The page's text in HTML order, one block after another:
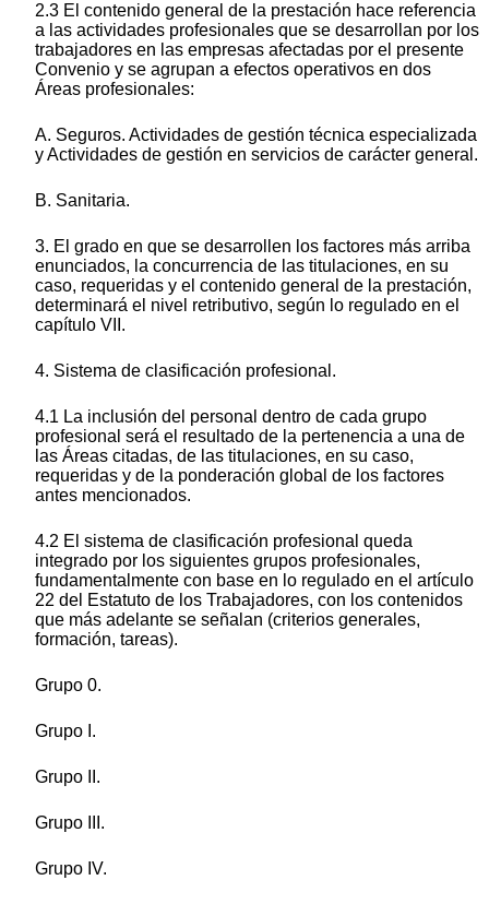
2.3 El contenido general de la prestación hace referencia
a las actividades profesionales que se desarrollan por los
trabajadores en las empresas afectadas por el presente
Convenio y se agrupan a efectos operativos en dos
Áreas profesionales:
A. Seguros. Actividades de gestión técnica especializada
y Actividades de gestión en servicios de carácter general.
B. Sanitaria.
3. El grado en que se desarrollen los factores más arriba
enunciados, la concurrencia de las titulaciones, en su
caso, requeridas y el contenido general de la prestación,
determinará el nivel retributivo, según lo regulado en el
capítulo VII.
4. Sistema de clasificación profesional.
4.1 La inclusión del personal dentro de cada grupo
profesional será el resultado de la pertenencia a una de
las Áreas citadas, de las titulaciones, en su caso,
requeridas y de la ponderación global de los factores
antes mencionados.
4.2 El sistema de clasificación profesional queda
integrado por los siguientes grupos profesionales,
fundamentalmente con base en lo regulado en el artículo
22 del Estatuto de los Trabajadores, con los contenidos
que más adelante se señalan (criterios generales,
formación, tareas).
Grupo 0.
Grupo I.
Grupo II.
Grupo III.
Grupo IV.